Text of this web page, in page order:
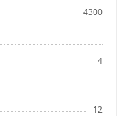
4300
4
12